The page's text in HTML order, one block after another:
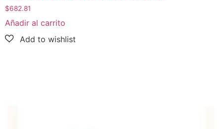
$682.81
Añadir al carrito